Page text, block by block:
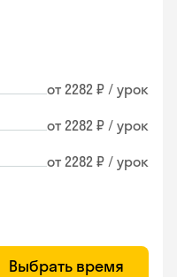
от 2282 ₽ / урок
от 2282 ₽ / урок
от 2282 ₽ / урок
Выбрать время